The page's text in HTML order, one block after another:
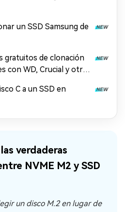
un SSD Samsung de
gratuitos de clonación
con WD, Crucial y otras
C a un SSD en
verdaderas
NVME M2 y SSD
un disco M.2 en lugar de